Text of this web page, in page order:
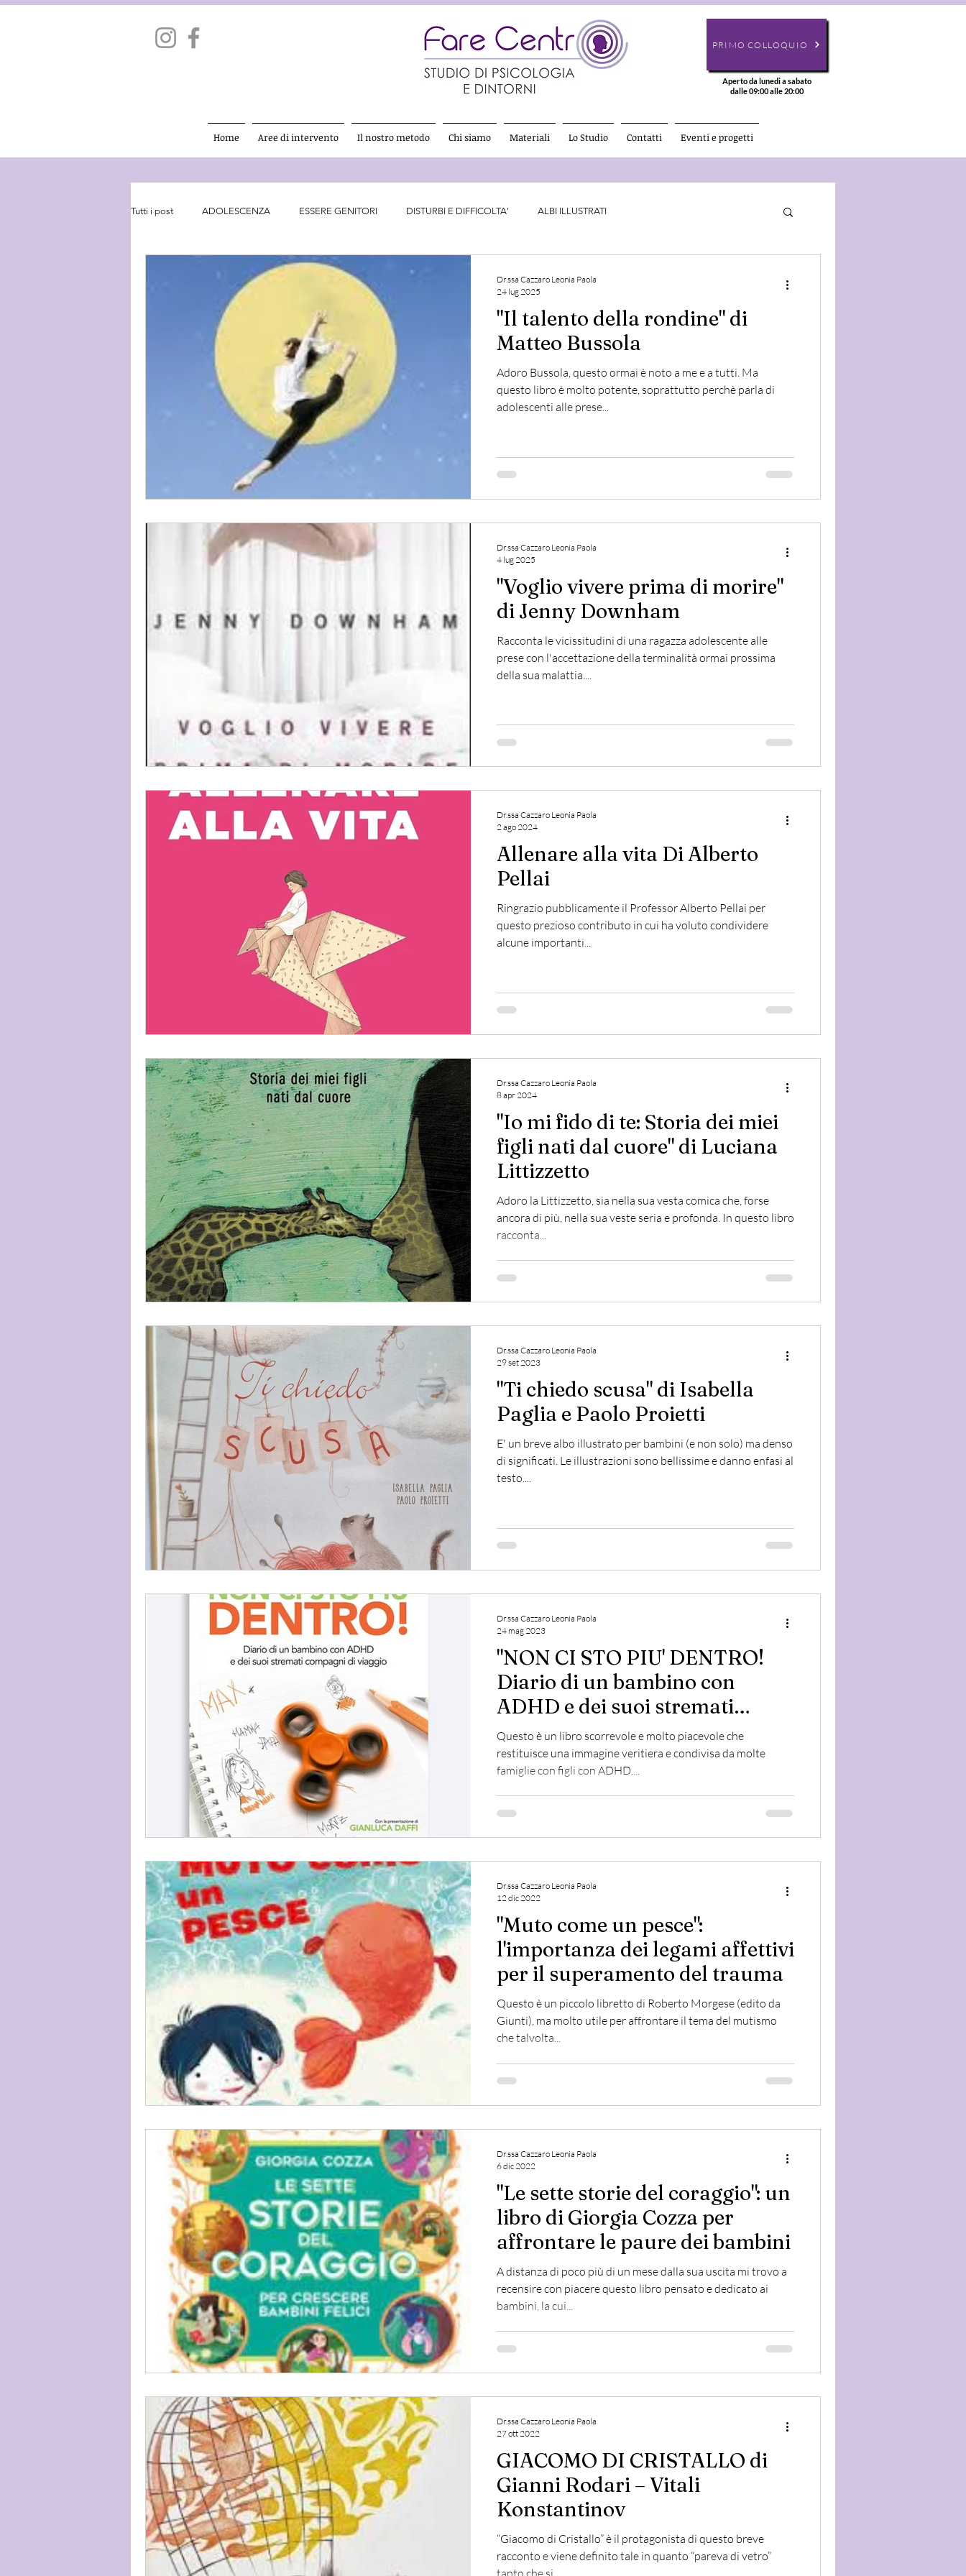
PRIMO COLLOQUIO
Aperto da lunedi a sabato
dalle 09:00 alle 20:00
Home Aree di intervento Il nostro metodo Chi siamo Materiali Lo Studio Contatti Eventi e progetti
Tutti i post ADOLESCENZA ESSERE GENITORI DISTURBI E DIFFICOLTA' ALBI ILLUSTRATI
"Il talento della rondine" di
Matteo Bussola
Adoro Bussola, questo ormai è noto a me e a tutti. Ma
questo libro è molto potente, soprattutto perchè parla di
adolescenti alle prese...
Dr.ssa Cazzaro Leonia Paola
24 lug 2025
"Voglio vivere prima di morire"
di Jenny Downham
Racconta le vicissitudini di una ragazza adolescente alle
prese con l'accettazione della terminalità ormai prossima
della sua malattia....
Dr.ssa Cazzaro Leonia Paola
4 lug 2025
Allenare alla vita Di Alberto
Pellai
Ringrazio pubblicamente il Professor Alberto Pellai per
questo prezioso contributo in cui ha voluto condividere
alcune importanti...
Dr.ssa Cazzaro Leonia Paola
2 ago 2024
"Io mi fido di te: Storia dei miei
figli nati dal cuore" di Luciana
Littizzetto
Adoro la Littizzetto, sia nella sua vesta comica che, forse
ancora di più, nella sua veste seria e profonda. In questo libro
racconta...
Dr.ssa Cazzaro Leonia Paola
8 apr 2024
"Ti chiedo scusa" di Isabella
Paglia e Paolo Proietti
E' un breve albo illustrato per bambini (e non solo) ma denso
di significati. Le illustrazioni sono bellissime e danno enfasi al
testo....
Dr.ssa Cazzaro Leonia Paola
29 set 2023
"NON CI STO PIU' DENTRO!
Diario di un bambino con
ADHD e dei suoi stremati
compagni di viaggio"
Questo è un libro scorrevole e molto piacevole che
restituisce una immagine veritiera e condivisa da molte
famiglie con figli con ADHD....
Dr.ssa Cazzaro Leonia Paola
24 mag 2023
"Muto come un pesce":
l'importanza dei legami affettivi
per il superamento del trauma
Questo è un piccolo libretto di Roberto Morgese (edito da
Giunti), ma molto utile per affrontare il tema del mutismo
che talvolta...
Dr.ssa Cazzaro Leonia Paola
12 dic 2022
"Le sette storie del coraggio": un
libro di Giorgia Cozza per
affrontare le paure dei bambini
A distanza di poco più di un mese dalla sua uscita mi trovo a
recensire con piacere questo libro pensato e dedicato ai
bambini, la cui...
Dr.ssa Cazzaro Leonia Paola
6 dic 2022
GIACOMO DI CRISTALLO di
Gianni Rodari – Vitali
Konstantinov
“Giacomo di Cristallo” è il protagonista di questo breve
racconto e viene definito tale in quanto “pareva di vetro”
tanto che si...
Dr.ssa Cazzaro Leonia Paola
27 ott 2022